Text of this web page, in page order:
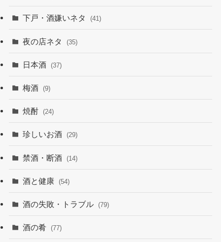
下戸・酒嫌いネタ (41)
夜の店ネタ (35)
日本酒 (37)
梅酒 (9)
焼酎 (24)
珍しいお酒 (29)
禁酒・断酒 (14)
酒と健康 (54)
酒の失敗・トラブル (79)
酒の肴 (77)